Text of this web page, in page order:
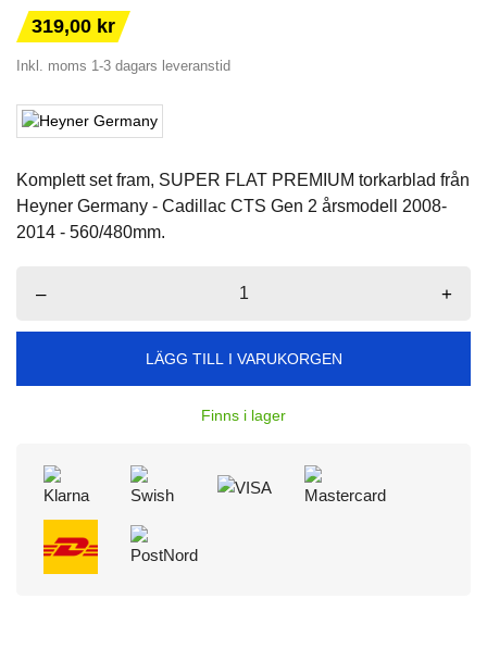
319,00 kr
Inkl. moms 1-3 dagars leveranstid
Komplett set fram, SUPER FLAT PREMIUM torkarblad från
Heyner Germany - Cadillac CTS Gen 2 årsmodell 2008-
2014 - 560/480mm.
– +
LÄGG TILL I VARUKORGEN
Finns i lager